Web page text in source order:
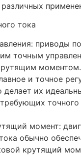
тока
приводы
точным
и точное
делает их
точного
момент:
обычно
крутящий